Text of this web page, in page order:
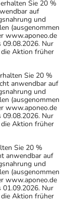
Sie 20 %
auf
und
(ausgenommen
www.aponeo.de
09.08.2026. Nur
Aktion früher
Sie 20 %
anwendbar auf
und
(ausgenommen
www.aponeo.de
09.08.2026. Nur
Aktion früher
Sie 20 %
anwendbar auf
und
(ausgenommen
www.aponeo.de
01.09.2026. Nur
Aktion früher